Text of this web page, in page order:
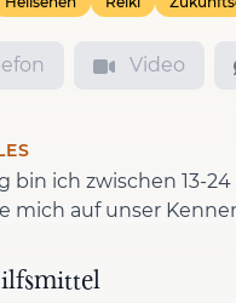
Video
bin ich zwischen 13-
mich auf unser